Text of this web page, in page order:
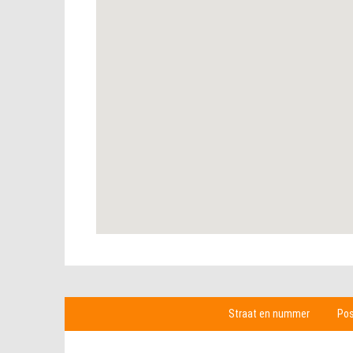
Straat en nummer